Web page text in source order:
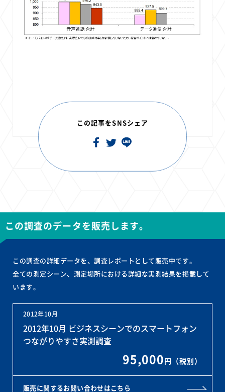
この記事をSNSシェア
この調査のデータを販売します。
この調査の詳細データを、調査レポートとして販売中です。
全ての測定シーン、測定場所における詳細な実測結果を掲載して
います。
2012年10月
2012年10月 ビジネスシーンでのスマートフォン
つながりやすさ実測調査
95,000円（税別）
販売に関するお問い合わせはこちら